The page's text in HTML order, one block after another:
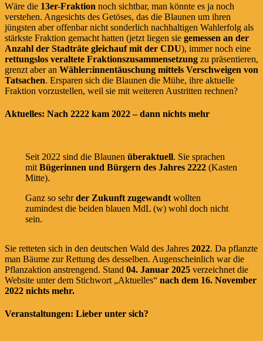
Wäre die 13er-Fraktion noch sichtbar, man könnte es ja noch
verstehen. Angesichts des Getöses, das die Blaunen um ihren
jüngsten aber offenbar nicht sonderlich nachhaltigen Wahlerfolg als
stärkste Fraktion gemacht hatten (jetzt liegen sie gemessen an der
Anzahl der Stadträte gleichauf mit der CDU), immer noch eine
rettungslos veraltete Fraktionszusammensetzung zu präsentieren,
grenzt aber an Wähler:innentäuschung mittels Verschweigen von
Tatsachen. Ersparen sich die Blaunen die Mühe, ihre aktuelle
Fraktion vorzustellen, weil sie mit weiteren Austritten rechnen?
Aktuelles: Nach 2222 kam 2022 – dann nichts mehr
Seit 2022 sind die Blaunen überaktuell. Sie sprachen
mit Bügerinnen und Bürgern des Jahres 2222(Kasten
Mitte).
Ganz so sehrder Zukunft zugewandtwollten
zumindest die beiden blauen MdL (w) wohl doch nicht
sein.
Sie retteten sich in den deutschen Wald des Jahres 2022. Da pflanzte
man Bäume zur Rettung des desselben. Augenscheinlich war die
Pflanzaktion anstrengend. Stand 04. Januar 2025 verzeichnet die
Website unter dem Stichwort „Aktuelles“ nach dem 16. November
2022 nichts mehr.
Veranstaltungen: Lieber unter sich?